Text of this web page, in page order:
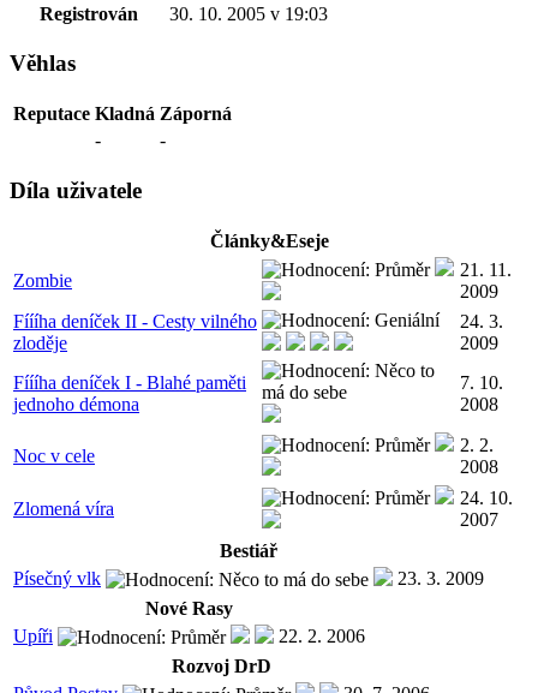
Registrován
30. 10. 2005 v 19:03
Věhlas
Reputace Kladná Záporná
-
-
Díla uživatele
Články&Eseje
Zombie
21. 11.
2009
Fíííha deníček II - Cesty vilného
zloděje
24. 3.
2009
Fíííha deníček I - Blahé paměti
jednoho démona
7. 10.
2008
Noc v cele
2. 2.
2008
Zlomená víra
24. 10.
2007
Bestiář
Písečný vlk
23. 3. 2009
Nové Rasy
Upíři
22. 2. 2006
Rozvoj DrD